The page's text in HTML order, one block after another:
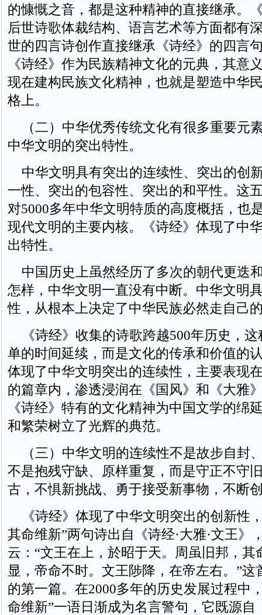
的慷慨之音，都是这种精神的直接继承。
后世诗歌体裁结构、语言艺术等方面都有
世的四言诗创作直接继承《诗经》的四言
《诗经》作为民族精神文化的元典，其意
现在建构民族文化精神，也就是塑造中华
格上。
（二）中华优秀传统文化有很多重要元
中华文明的突出特性。
中华文明具有突出的连续性、突出的创
一性、突出的包容性、突出的和平性。这
对5000多年中华文明特质的高度概括，也
现代文明的主要内核。《诗经》体现了中
出特性。
中国历史上虽然经历了多次的朝代更迭
怎样，中华文明一直没有中断。中华文明
性，从根本上决定了中华民族必然走自己
《诗经》收集的诗歌跨越500年历史，这
单的时间延续，而是文化的传承和价值的
体现了中华文明突出的连续性，主要表现
的篇章内，渗透浸润在《国风》和《大雅
《诗经》特有的文化精神为中国文学的绵
和繁荣树立了光辉的典范。
（三）中华文明的连续性不是故步自封
不是抱残守缺、原样重复，而是守正不守
古，不惧新挑战、勇于接受新事物，不断
《诗经》体现了中华文明突出的创新性
其命维新”两句诗出自《诗经·大雅·文王》
云：“文王在上，於昭于天。周虽旧邦，其
显，帝命不时。文王陟降，在帝左右。”这
的第一篇。在2000多年的历史发展过程中
命维新”一语日渐成为名言警句，它既源自